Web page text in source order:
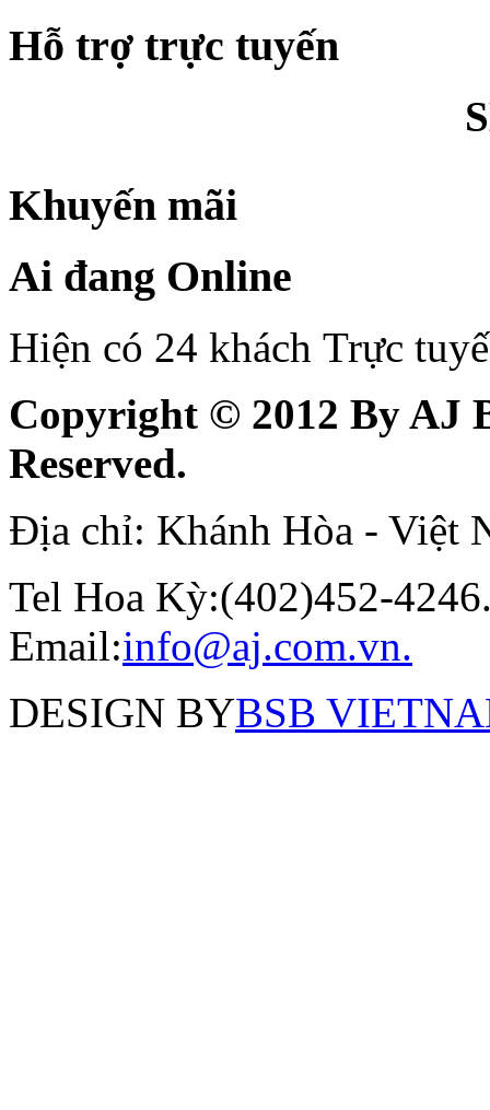
Hỗ trợ trực tuyến
Khuyến mãi
Ai đang Online
Hiện có 24 khách Trực
Copyright © 2012 By AJ
Reserved.
Địa chỉ: Khánh Hòa - Việt
Tel Hoa Kỳ:(402)452-
Email:info@aj.com.vn.
DESIGN BYBSB